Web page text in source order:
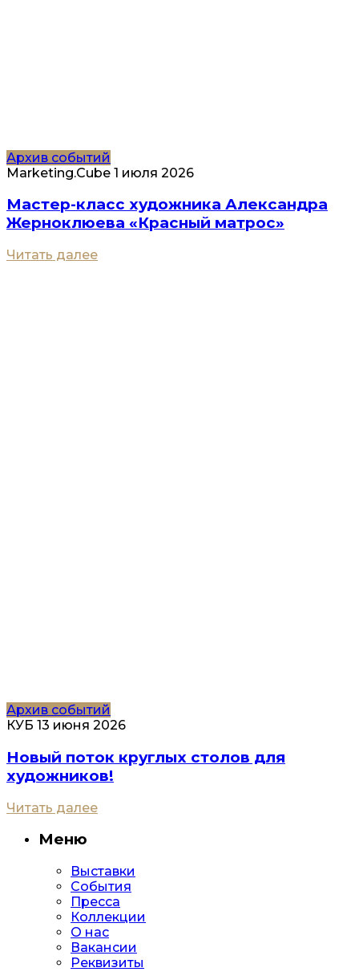
Архив событий
Marketing.Cube 1 июля 2026
Мастер-класс художника Александра
Жерноклюева «Красный матрос»
Читать далее
Архив событий
КУБ 13 июня 2026
Новый поток круглых столов для
художников!
Читать далее
Меню
Выставки
События
Пресса
Коллекции
О нас
Вакансии
Реквизиты